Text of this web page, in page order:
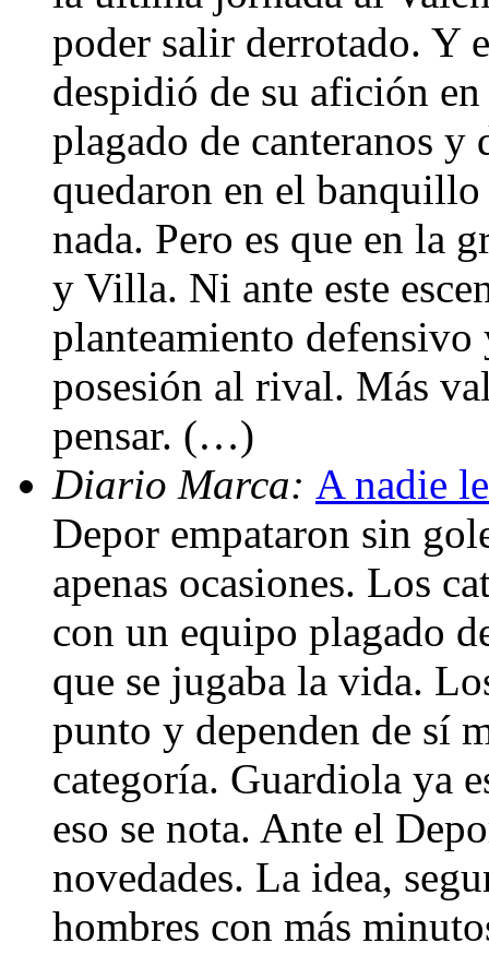
poder salir derrotado. Y
despidió de su afición
plagado de canteranos y
quedaron en el
nada. Pero es que en la
y Villa. Ni ante este
planteamiento
posesión al rival. Más
pensar. (…)
Diario Marca: A nadie
Depor empataron sin
apenas ocasiones. Los
con un equipo plagado
que se jugaba la vida.
punto y dependen de sí
categoría. Guardiola ya
eso se nota. Ante el
novedades. La idea,
hombres con más